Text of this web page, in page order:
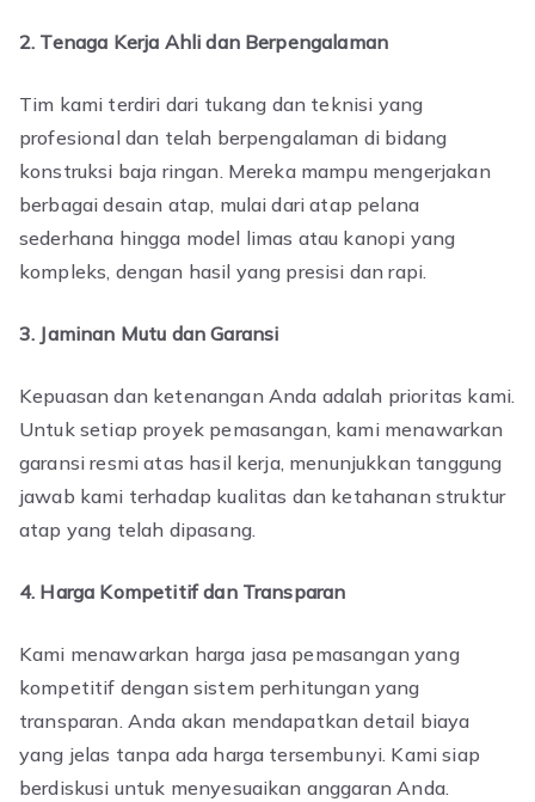
2. Tenaga Kerja Ahli dan Berpengalaman
Tim kami terdiri dari tukang dan teknisi yang
profesional dan telah berpengalaman di bidang
konstruksi baja ringan. Mereka mampu mengerjakan
berbagai desain atap, mulai dari atap pelana
sederhana hingga model limas atau kanopi yang
kompleks, dengan hasil yang presisi dan rapi.
3. Jaminan Mutu dan Garansi
Kepuasan dan ketenangan Anda adalah prioritas kami.
Untuk setiap proyek pemasangan, kami menawarkan
garansi resmi atas hasil kerja, menunjukkan tanggung
jawab kami terhadap kualitas dan ketahanan struktur
atap yang telah dipasang.
4. Harga Kompetitif dan Transparan
Kami menawarkan harga jasa pemasangan yang
kompetitif dengan sistem perhitungan yang
transparan. Anda akan mendapatkan detail biaya
yang jelas tanpa ada harga tersembunyi. Kami siap
berdiskusi untuk menyesuaikan anggaran Anda.